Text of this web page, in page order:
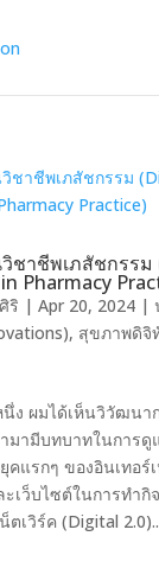
ชาชีพเภสัชกรรม
Pharmacy
ริ | Apr 20, 2024|
, สุขภาพดิจิ
ง ผมได้เห็นวิวัฒนา
มามีบทบาทในการ
คแรกๆ ของอินเทอร์
เว็บไซต์ในการทำกิ
เวิร์ค (Digital